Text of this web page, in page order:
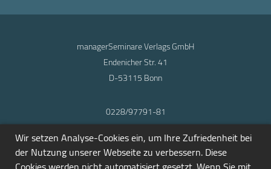
managerSeminare Verlags GmbH
Endenicher Str. 41
D-53115 Bonn
0228/97791-81
info@seminarmarkt.de
© 2001-2026
Wir setzen Analyse-Cookies ein, um Ihre Zufriedenheit bei
der Nutzung unserer Webseite zu verbessern. Diese